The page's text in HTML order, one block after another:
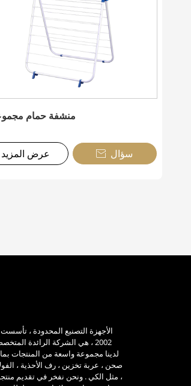
منشفة حمام
عرض المزيد  سؤال
2002 ، هي الشركة الرائدة
لدينا مجموعة واسعة من المنتجات
صحن ، عربة تخزين ، رف الأحذية ،
، مثل الكي . ونحن نفخر في تقديم